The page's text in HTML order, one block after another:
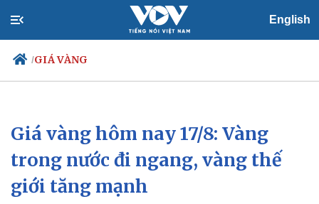
English
/GIÁ VÀNG
Chính trị
Tổ chức nhân sự
Quốc hội
Nhận diện sự thật
Xã hội
Dự báo thời tiết
Giá vàng hôm nay 17/8: Vàng
trong nước đi ngang, vàng thế
giới tăng mạnh